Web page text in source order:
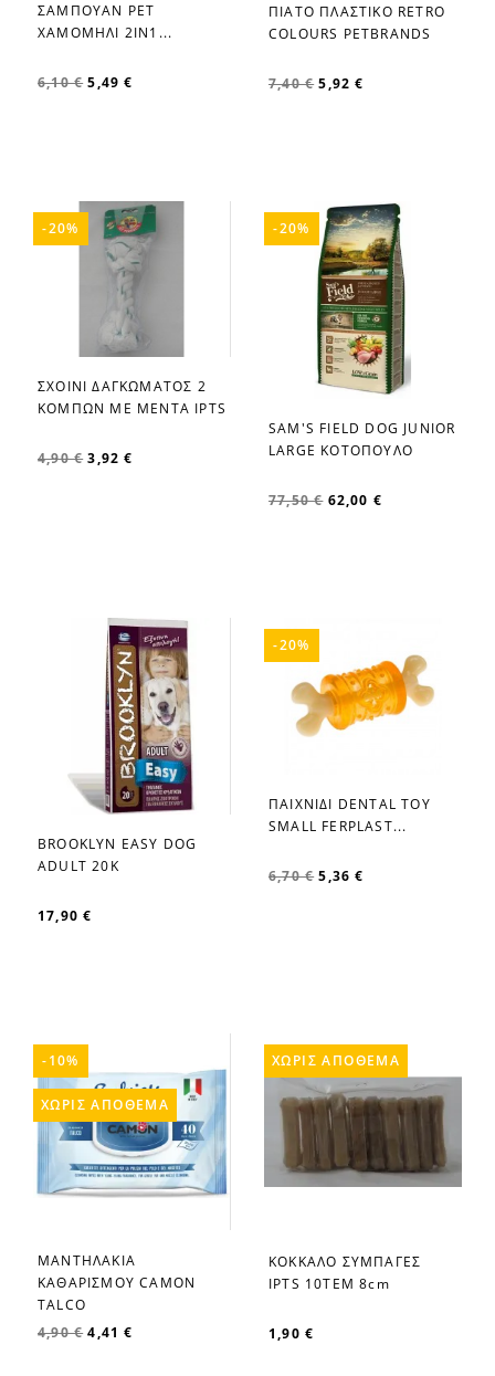
favorite_border
ΣΑΜΠΟΥΑΝ PET
ΧΑΜΟΜΗΛΙ 2IN1...
6,10 € 5,49 €
favorite_border
ΠΙΑΤΟ ΠΛΑΣΤΙΚΟ RETRO
COLOURS PETBRANDS
7,40 € 5,92 €
favorite_border
ΣΧΟΙΝΙ ΔΑΓΚΩΜΑΤΟΣ 2
ΚΟΜΠΩΝ ΜΕ ΜΕΝΤΑ IPTS
4,90 € 3,92 €
-20%
favorite_border
SAM'S FIELD DOG JUNIOR
LARGE ΚΟΤΟΠΟΥΛΟ
77,50 € 62,00 €
-20%
favorite_border
BROOKLYN EASY DOG
ADULT 20K
17,90 €
favorite_border
ΠΑΙΧΝΙΔΙ DENTAL TOY
SMALL FERPLAST...
6,70 € 5,36 €
-20%
favorite_border
ΜΑΝΤΗΛΑΚΙΑ
ΚΑΘΑΡΙΣΜΟΥ CAMON
TALCO
4,90 € 4,41 €
-10%
ΧΩΡΊΣ ΑΠΌΘΕΜΑ
favorite_border
ΚΟΚΚΑΛΟ ΣΥΜΠΑΓΕΣ
IPTS 10TEM 8cm
1,90 €
ΧΩΡΊΣ ΑΠΌΘΕΜΑ